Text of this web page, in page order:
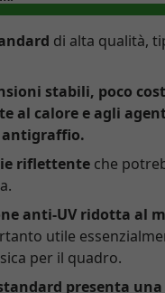
di alta qualità,
stabili, poco
al calore e agli
antigraffio.
riflettente che
anti-UV ridotta al
utile
per il quadro.
presenta una